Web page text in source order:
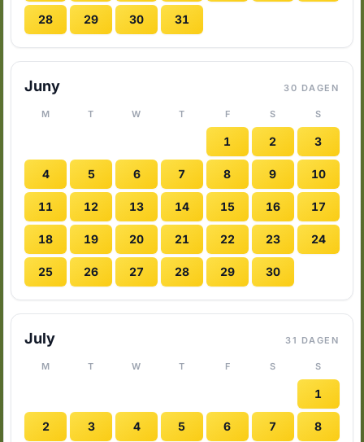
28 29 30 31
Juny 30 DAGEN
M T W T F S S
1 2 3
4 5 6 7 8 9 10
11 12 13 14 15 16 17
18 19 20 21 22 23 24
25 26 27 28 29 30
July 31 DAGEN
M T W T F S S
1
2 3 4 5 6 7 8